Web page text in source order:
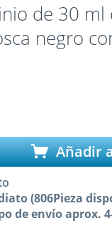
de 30 ml
negro
Añadir
(806Pieza
de envío aprox.